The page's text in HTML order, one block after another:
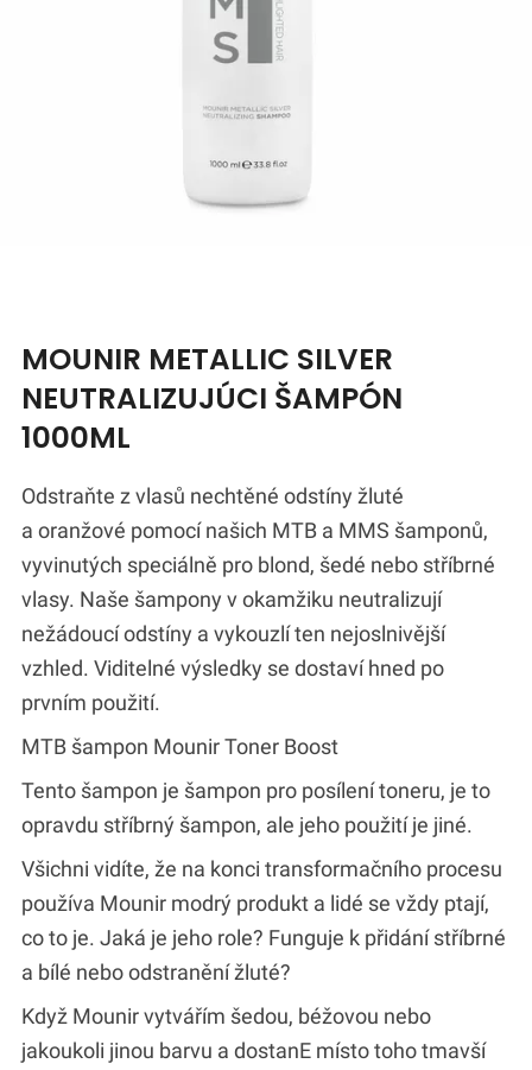
MOUNIR METALLIC SILVER
NEUTRALIZUJÚCI ŠAMPÓN
1000ML
Odstraňte z vlasů nechtěné odstíny žluté
a oranžové pomocí našich MTB a MMS šamponů,
vyvinutých speciálně pro blond, šedé nebo stříbrné
vlasy. Naše šampony v okamžiku neutralizují
nežádoucí odstíny a vykouzlí ten nejoslnivější
vzhled. Viditelné výsledky se dostaví hned po
prvním použití.
MTB šampon Mounir Toner Boost
Tento šampon je šampon pro posílení toneru, je to
opravdu stříbrný šampon, ale jeho použití je jiné.
Všichni vidíte, že na konci transformačního procesu
používa Mounir modrý produkt a lidé se vždy ptají,
co to je. Jaká je jeho role? Funguje k přidání stříbrné
a bílé nebo odstranění žluté?
Když Mounir vytvářím šedou, béžovou nebo
jakoukoli jinou barvu a dostanE místo toho tmavší